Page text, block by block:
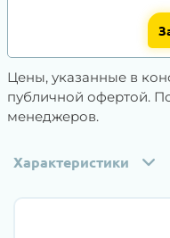
Цены, указанные в
публичной офертой.
менеджеров.
Характеристики